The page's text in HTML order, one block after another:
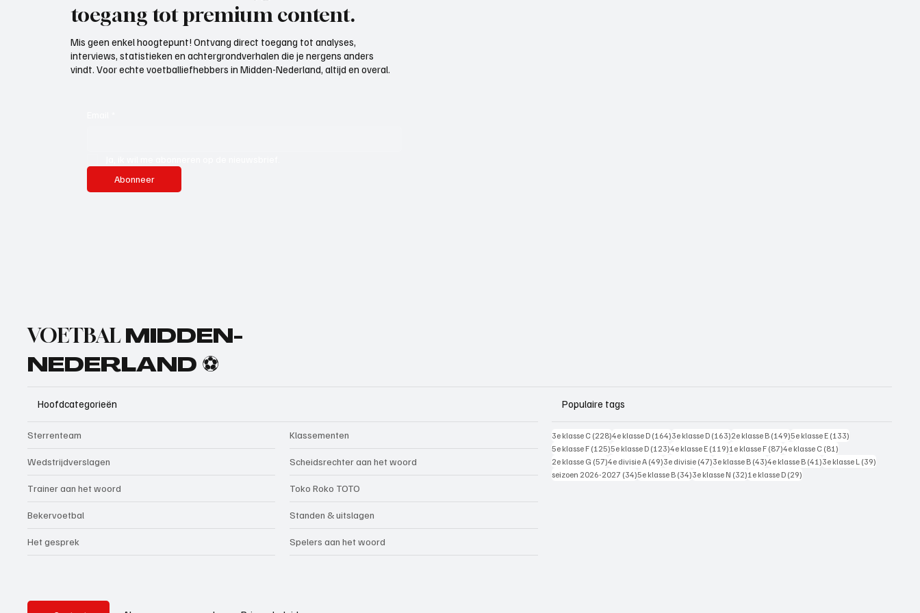
toegang tot premium content.
Mis geen enkel hoogtepunt! Ontvang direct toegang tot analyses,
interviews, statistieken en achtergrondverhalen die je nergens anders
vindt. Voor echte voetballiefhebbers in Midden-Nederland, altijd en overal.
Abonneer
VOETBAL MIDDEN-
NEDERLAND ⚽
Hoofdcategorieën
Sterrenteam
Wedstrijdverslagen
Trainer aan het woord
Bekervoetbal
Het gesprek
Klassementen
Scheidsrechter aan het woord
Toko Roko TOTO
Standen & uitslagen
Spelers aan het woord
Populaire tags
3e klasse C (228)228 posts
4e klasse D (164)164 posts
3e klasse D (163)163 posts
2e klasse B (149)149 posts
5e klasse E (133)
5e klasse F (125)125 posts
5e klasse D (123)123 posts
4e klasse E (119)119 posts
1e klasse F (87)87 posts
4e klasse C (81)
2e klasse G (57)57 posts
4e divisie A (49)49 posts
3e divisie (47)47 posts
3e klasse B (43)43 posts
4e klasse B (41)41 posts
3e klasse L (39)
seizoen 2026-2027 (34)34 posts
5e klasse B (34)34 posts
3e klasse N (32)32 posts
1e klasse D (29)